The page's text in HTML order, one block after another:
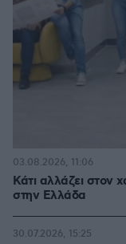
Κάτι αλλάζει στον
στην Ελλάδα
03.08.2026, 11:06
30.07.2026, 15:25